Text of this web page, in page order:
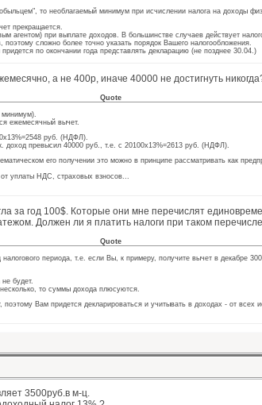
то необлагаемый минимум при исчислении налога на доходы
прекращается.
агентом) при выплате доходов. В большинстве случаев действует
сложно более точно указать порядок Вашего налогообложения.
по окончании года представлять декларацию (не позднее 30.04.)
а не 400р, иначе 40000 не достигнуть
Quote
минимум).
ежемесячный вычет.
руб. (НДФЛ).
доход превысил 40000 руб., т.е. с 20100х13%=2613 руб. (НДФЛ).
его получении это можно в принципе рассматривать как
уплаты НДС, страховых взносов...
за год 100$. Которые они мне перечислят
Должен ли я платить налоги при таком
Quote
периода, т.е. если Вы, к примеру, получите вычет в декабре
будет.
то суммы дохода плюсуются.
поэтому Вам придется декларироваться и учитывать в доходах - от всех
3500руб.в м-ц.